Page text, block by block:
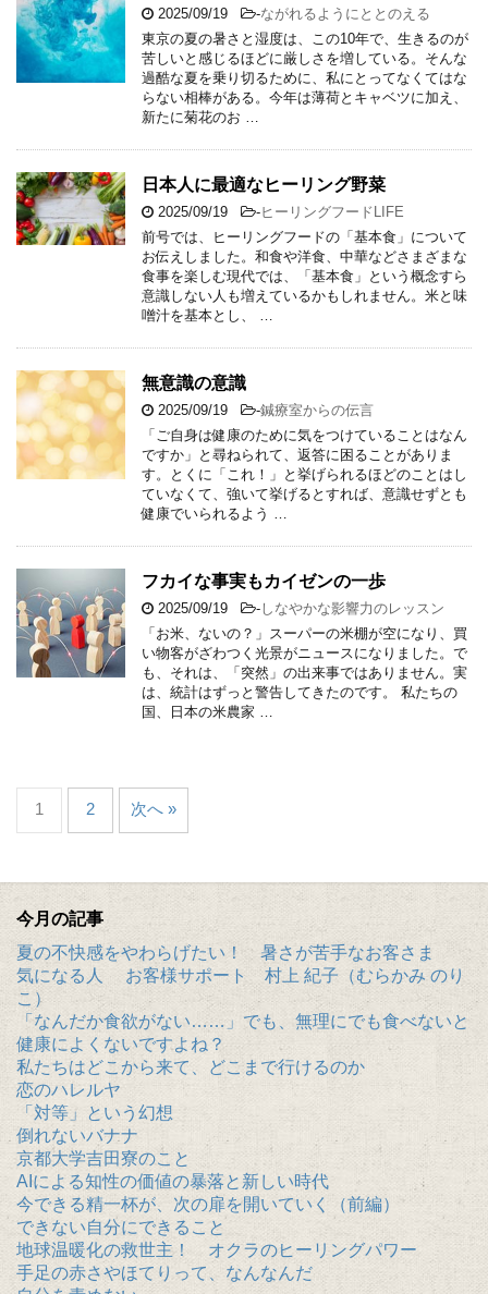
2025/09/19 -ながれるようにととのえる
東京の夏の暑さと湿度は、この10年で、生きるのが
苦しいと感じるほどに厳しさを増している。そんな
過酷な夏を乗り切るために、私にとってなくてはな
らない相棒がある。今年は薄荷とキャベツに加え、
新たに菊花のお …
日本人に最適なヒーリング野菜
2025/09/19 -ヒーリングフードLIFE
前号では、ヒーリングフードの「基本食」について
お伝えしました。和食や洋食、中華などさまざまな
食事を楽しむ現代では、「基本食」という概念すら
意識しない人も増えているかもしれません。米と味
噌汁を基本とし、 …
無意識の意識
2025/09/19 -鍼療室からの伝言
「ご自身は健康のために気をつけていることはなん
ですか」と尋ねられて、返答に困ることがありま
す。とくに「これ！」と挙げられるほどのことはし
ていなくて、強いて挙げるとすれば、意識せずとも
健康でいられるよう …
フカイな事実もカイゼンの一歩
2025/09/19 - しなやかな影響力のレッスン
「お米、ないの？」スーパーの米棚が空になり、買
い物客がざわつく光景がニュースになりました。で
も、それは、「突然」の出来事ではありません。実
は、統計はずっと警告してきたのです。 私たちの
国、日本の米農家 …
1 2 次へ »
今月の記事
夏の不快感をやわらげたい！ 暑さが苦手なお客さま
気になる人 お客様サポート 村上 紀子（むらかみ のり
こ）
「なんだか食欲がない……」でも、無理にでも食べないと
健康によくないですよね？
私たちはどこから来て、どこまで行けるのか
恋のハレルヤ
「対等」という幻想
倒れないバナナ
京都大学吉田寮のこと
AIによる知性の価値の暴落と新しい時代
今できる精一杯が、次の扉を開いていく（前編）
できない自分にできること
地球温暖化の救世主！ オクラのヒーリングパワー
手足の赤さやほてりって、なんなんだ